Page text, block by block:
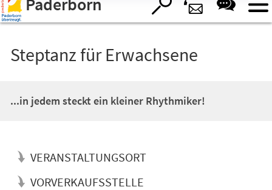
öffnen.
Steptanz für Erwachsene
...in jedem steckt ein kleiner Rhythmiker!
VERANSTALTUNGSORT
VORVERKAUFSSTELLE